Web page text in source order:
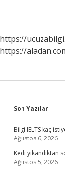
https://
https://
Son Yazılar
Bilgi IELTS kaç
Ağustos 6, 2026
Kedi yıkandıktan
Ağustos 5, 2026